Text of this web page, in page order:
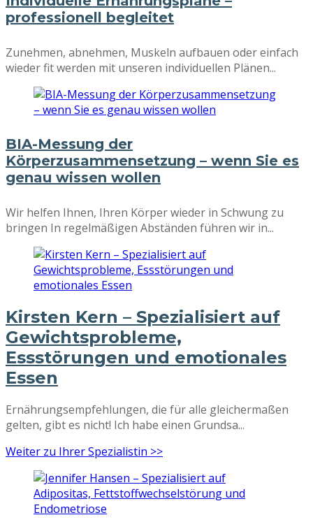
professionell begleitet
Zunehmen, abnehmen, Muskeln aufbauen oder einfach
wieder fit werden mit unseren individuellen Plänen...
BIA-Messung der
Körperzusammensetzung – wenn Sie es
genau wissen wollen
Wir helfen Ihnen, Ihren Körper wieder in Schwung zu
bringen In regelmäßigen Abständen führen wir in...
Kirsten Kern – Spezialisiert auf
Gewichtsprobleme,
Essstörungen und emotionales
Essen
Ernährungsempfehlungen, die für alle gleichermaßen
gelten, gibt es nicht! Ich habe einen Grundsa...
Weiter zu Ihrer Spezialistin >>